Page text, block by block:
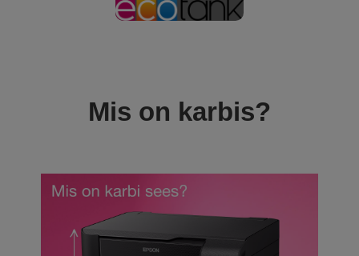
Mis on karbis?